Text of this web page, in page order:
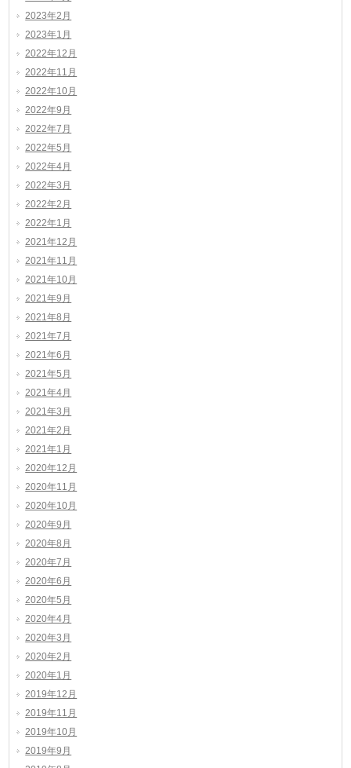
2023年2月
2023年1月
2022年12月
2022年11月
2022年10月
2022年9月
2022年7月
2022年5月
2022年4月
2022年3月
2022年2月
2022年1月
2021年12月
2021年11月
2021年10月
2021年9月
2021年8月
2021年7月
2021年6月
2021年5月
2021年4月
2021年3月
2021年2月
2021年1月
2020年12月
2020年11月
2020年10月
2020年9月
2020年8月
2020年7月
2020年6月
2020年5月
2020年4月
2020年3月
2020年2月
2020年1月
2019年12月
2019年11月
2019年10月
2019年9月